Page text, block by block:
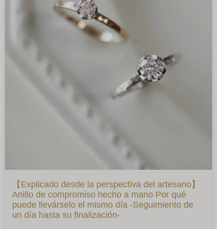
【Explicado desde la perspectiva del artesano】
Anillo de compromiso hecho a mano Por qué
puede llevárselo el mismo día -Seguimiento de
un día hasta su finalización-